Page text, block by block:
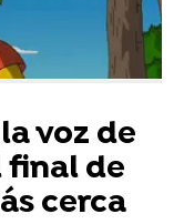
voz de
final de
cerca